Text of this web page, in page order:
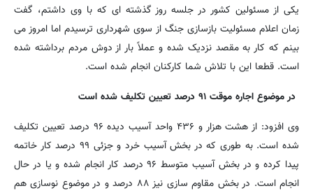
یکی از مسئولین کشور در جلسه روز گذشته ای که با وی داشتم، گفت
زمان اعلام مسئولیت بازسازی جنگ از سوی شهرداری ترسیدم اما امروز می
بینم که کار به مقصد نزدیک شده و عملاً بار از دوش مردم برداشته شده
است. قطعا این با تلاش شما کارکنان انجام شده است.
در موضوع اجاره موقت ۹۱ درصد تعیین تکلیف شده است
وی افزود: از هشت هزار و ۴۳۶ واحد آسیب دیده ۹۶ درصد تعیین تکلیف
شده است. به طوری که در بخش آسیب خرد و جزئی ۹۹ درصد کار خاتمه
پیدا کرده و در بخش آسیب متوسط ۹۶ درصد کار انجام شده و یا در حال
انجام است. در بخش مقاوم سازی نیز ۸۸ درصد و در موضوع نوسازی هم